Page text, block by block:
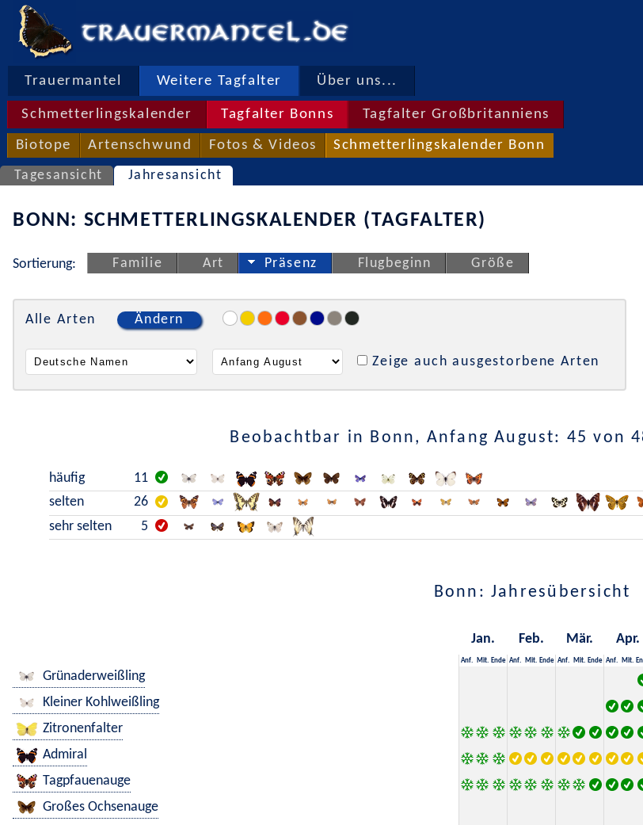
Trauermantel Weitere Tagfalter Über uns...
Schmetterlingskalender Tagfalter Bonns Tagfalter Großbritanniens
Biotope Artenschwund Fotos & Videos Schmetterlingskalender Bonn
Tagesansicht Jahresansicht
BONN: SCHMETTERLINGSKALENDER (TAGFALTER)
Sortierung: Familie Art Präsenz Flugbeginn Größe
Alle Arten Ändern
Zeige auch ausgestorbene Arten
Beobachtbar in Bonn, Anfang August: 45 von
häufig 11
selten
26
sehr selten
5
Bonn: Jahresübersicht
Jan. Feb. Mär. Apr.
Anf. Mit. Ende Anf. Mit. Ende Anf. Mit. Ende Anf. Mit.
Grünaderweißling
Kleiner Kohlweißling
Zitronenfalter
Admiral
Tagpfauenauge
Großes Ochsenauge